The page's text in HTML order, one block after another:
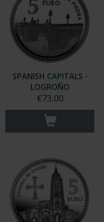
SPANISH CAPITALS -
LOGROÑO
€73.00